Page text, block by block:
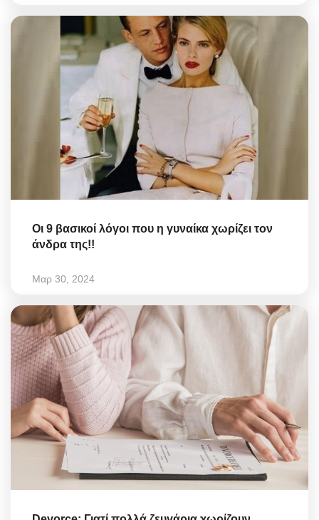
Οι 9 βασικοί λόγοι που η γυναίκα χωρίζει τον
άνδρα της!!
Μαρ 30, 2024